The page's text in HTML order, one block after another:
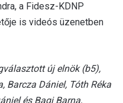
a Fidesz-KDNP
is videós üzenetben
új elnök (b5),
Barcza Dániel, Tóth Réka
és Bagi Barna,